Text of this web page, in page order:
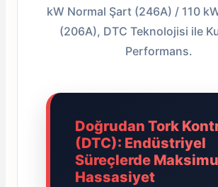
Yol Vericiler
kW Normal Şart (246A) / 110
(206A), DTC Teknolojisi ile
Performans.
Doğrudan Tork
(DTC): Endüstriyel
Süreçlerde
Hassasiyet